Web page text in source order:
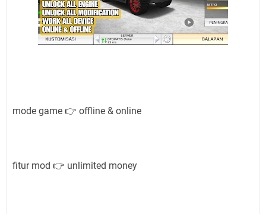
mode game 👉 offline & online
fitur mod 👉 unlimited money